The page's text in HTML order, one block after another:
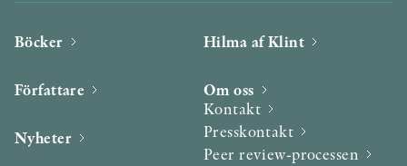
Böcker
Författare
Nyheter
Hilma af Klint
Om oss
Kontakt
Presskontakt
Peer review-processen